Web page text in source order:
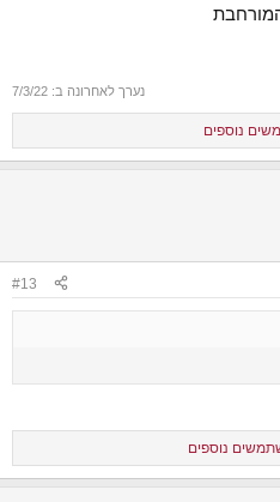
נערך לאחרונה ב: 7/3/22
#13